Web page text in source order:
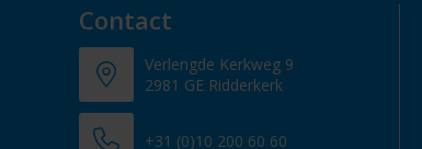
Contact
Verlengde Kerkweg 9
2981 GE Ridderkerk
+31 (0)10 200 60 60